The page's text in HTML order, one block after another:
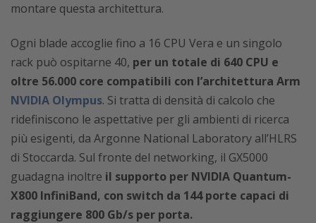
montare questa architettura.
Ogni blade accoglie fino a 16 CPU Vera e un singolo
rack può ospitarne 40, per un totale di 640 CPU e
oltre 56.000 core compatibili con l’architettura Arm
NVIDIA Olympus. Si tratta di densità di calcolo che
ridefiniscono le aspettative per gli ambienti di ricerca
più esigenti, da Argonne National Laboratory all’HLRS
di Stoccarda. Sul fronte del networking, il GX5000
guadagna inoltre il supporto per NVIDIA Quantum-
X800 InfiniBand, con switch da 144 porte capaci di
raggiungere 800 Gb/s per porta.